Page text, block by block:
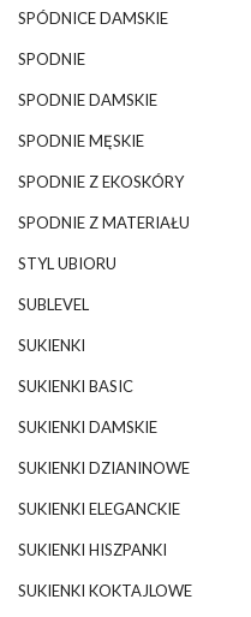
SPÓDNICE DAMSKIE
SPODNIE
SPODNIE DAMSKIE
SPODNIE MĘSKIE
SPODNIE Z EKOSKÓRY
SPODNIE Z MATERIAŁU
STYL UBIORU
SUBLEVEL
SUKIENKI
SUKIENKI BASIC
SUKIENKI DAMSKIE
SUKIENKI DZIANINOWE
SUKIENKI ELEGANCKIE
SUKIENKI HISZPANKI
SUKIENKI KOKTAJLOWE